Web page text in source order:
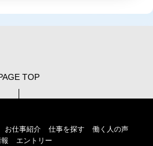
TOP
お仕事紹介 仕事を探す
働く人の声
エントリー